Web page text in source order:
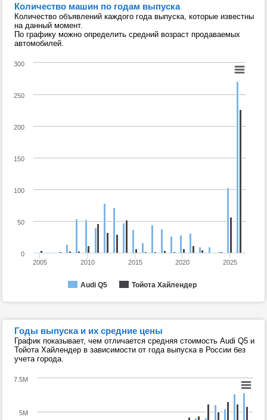
Количество машин по годам выпуска
Количество объявлений каждого года выпуска, которые известны
на данный момент.
По графику можно определить средний возраст продаваемых
автомобилей.
Audi Q5 Тойота Хайлендер
2005 2010 2015 2020 2025
0
50
100
150
200
250
300
Годы выпуска и их средние цены
График показывает, чем отличается средняя стоимость Audi Q5 и
Тойота Хайлендер в зависимости от года выпуска в России без
учета города.
5M
7.5M